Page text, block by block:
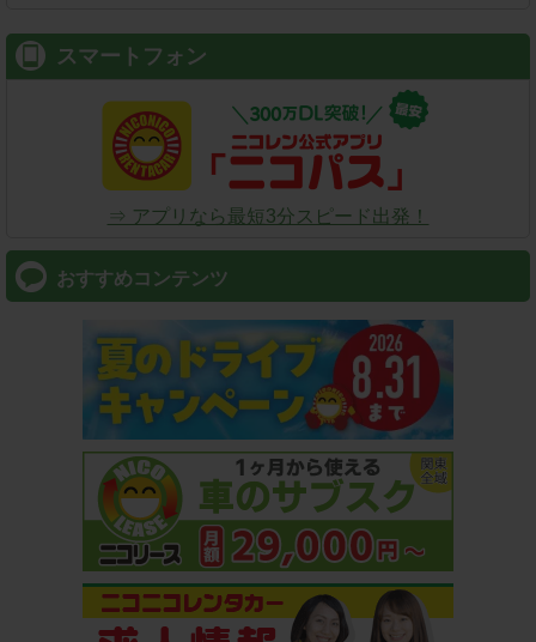
スマートフォン
⇒ アプリなら最短3分スピード出発！
おすすめコンテンツ